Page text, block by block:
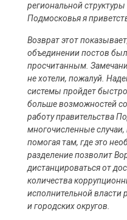
региональной
Подмосковья я
Возврат этот
объединении постов
просчитанным.
не хотели, пожалуй.
системы пройдет быстро
больше возможностей
работу правительства
многочисленные
помогая там, где это
разделение позволит
дистанцироваться от
количества
исполнительной власти
и городских округов.